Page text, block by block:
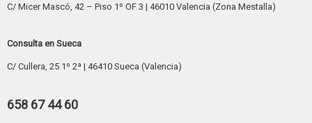
C/ Micer Mascó, 42 – Piso 1º OF 3 | 46010 Valencia (Zona Mestalla)
Consulta en Sueca
C/ Cullera, 25 1º 2ª | 46410 Sueca (Valencia)
658 67 44 60